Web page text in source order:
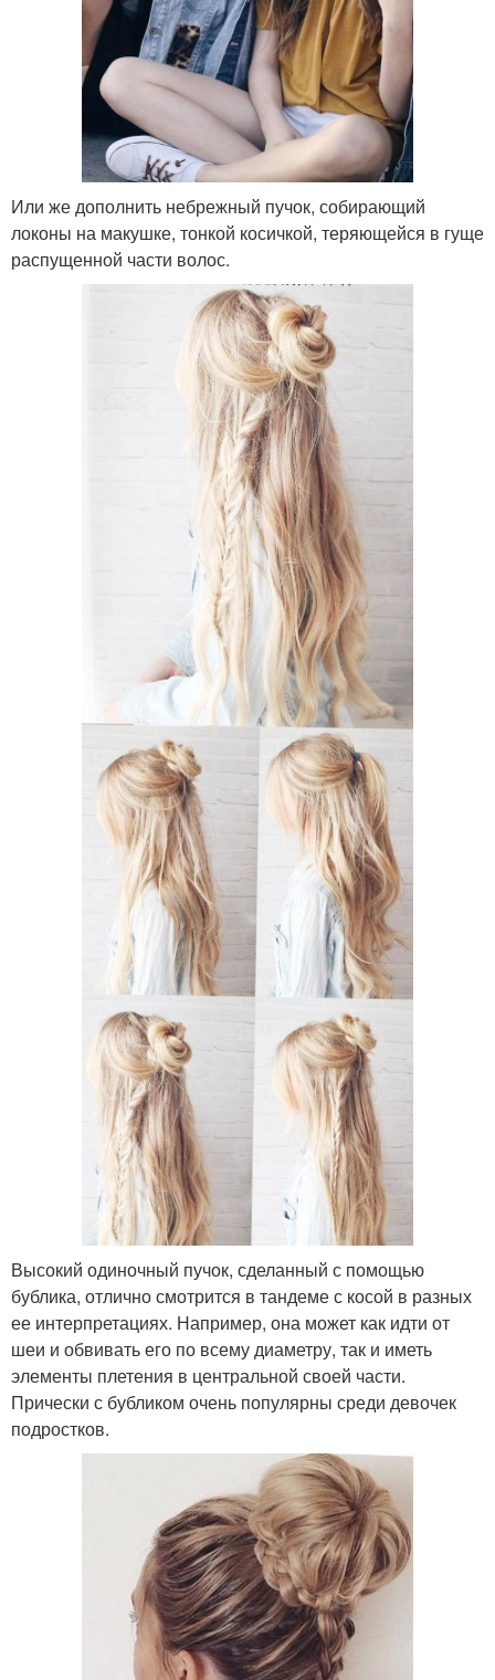
Или же дополнить небрежный пучок, собирающий
локоны на макушке, тонкой косичкой, теряющейся в гуще
распущенной части волос.
Высокий одиночный пучок, сделанный с помощью
бублика, отлично смотрится в тандеме с косой в разных
ее интерпретациях. Например, она может как идти от
шеи и обвивать его по всему диаметру, так и иметь
элементы плетения в центральной своей части.
Прически с бубликом очень популярны среди девочек
подростков.